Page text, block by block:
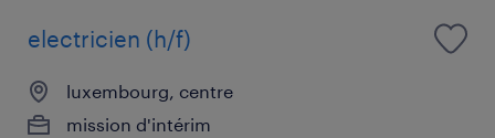
electricien (h/f)
luxembourg, centre
mission d'intérim